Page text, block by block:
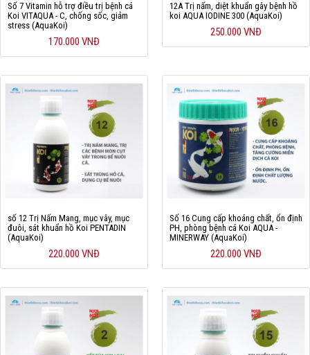
Số 7 Vitamin hỗ trợ điều trị bệnh cá
Koi VITAQUA - C, chống sốc, giảm
stress (AquaKoi)
170.000 VNĐ
12A Trị nấm, diệt khuẩn gây bệnh hồ
koi AQUA IODINE 300 (AquaKoi)
250.000 VNĐ
số 12 Trị Nấm Mang, mục vây, mục
đuôi, sát khuẩn hồ Koi PENTADIN
(AquaKoi)
220.000 VNĐ
Số 16 Cung cấp khoáng chất, ổn định
PH, phòng bệnh cá Koi AQUA -
MINERWAY (AquaKoi)
220.000 VNĐ